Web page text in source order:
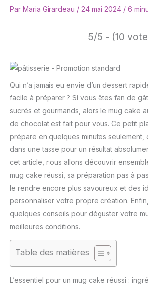
Par Maria Girardeau / 24 mai 2024 / 6
5/5 - (10
Qui n’a jamais eu envie d’un dessert
facile à préparer ? Si vous êtes fan de
sucrés et gourmands, alors le mug cake
de chocolat est fait pour vous. Ce petit
prépare en quelques minutes seulement,
dans une tasse pour un résultat
cet article, nous allons découvrir
mug cake réussi, sa préparation pas à
le rendre encore plus savoureux et des
personnaliser votre propre création.
quelques conseils pour déguster votre
meilleures conditions.
Table des matières
L’essentiel pour un mug cake réussi :